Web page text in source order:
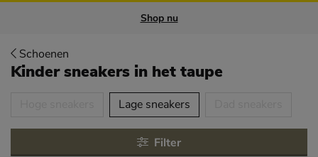
Shop nu
Schoenen
Kinder sneakers in het taupe
Lage sneakers
Filter